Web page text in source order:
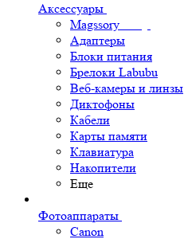
Аксессуары
Magssory
Адаптеры
Блоки питания
Брелоки Labubu
Веб-камеры и линзы
Диктофоны
Кабели
Карты памяти
Клавиатура
Накопители
Еще
Фотоаппараты
Canon